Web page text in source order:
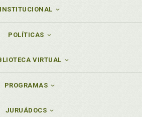
INSTITUCIONAL
POLÍTICAS
VIRTUAL
PROGRAMAS
JURUÁDOCS